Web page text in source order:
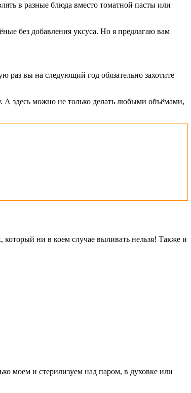
в разные блюда вместо томатной пасты или
без добавления уксуса. Но я предлагаю вам
вы на следующий год обязательно захотите
А здесь можно не только делать любыми объёмами,
ни в коем случае выливать нельзя! Также и
моем и стерилизуем над паром, в духовке или